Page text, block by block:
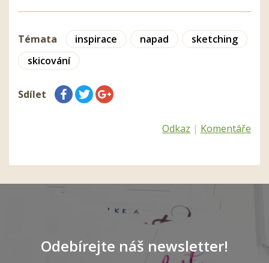
Témata inspirace napad
sketching
skicování
Sdílet
Odkaz | Komentáře
Odebírejte náš newsletter!